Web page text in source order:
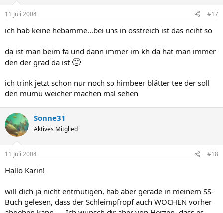
11 Juli 2004 #17
ich hab keine hebamme...bei uns in össtreich ist das nciht so
da ist man beim fa und dann immer im kh da hat man immer
den der grad da ist 🙁
ich trink jetzt schon nur noch so himbeer blätter tee der soll
den mumu weicher machen mal sehen
Sonne31
Aktives Mitglied
11 Juli 2004 #18
Hallo Karin!
will dich ja nicht entmutigen, hab aber gerade in meinem SS-
Buch gelesen, dass der Schleimpfropf auch WOCHEN vorher